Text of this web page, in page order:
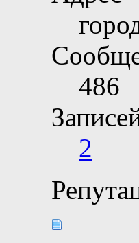
486
2